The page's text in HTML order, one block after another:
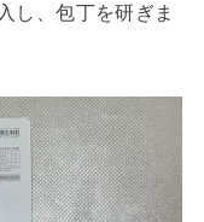
し、包丁を研ぎま